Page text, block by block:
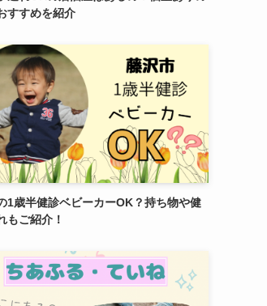
すすめを紹介
1歳半健診ベビーカーOK？持ち物や健
もご紹介！